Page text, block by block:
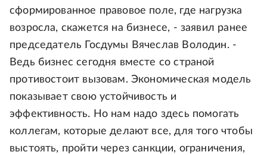
сформированное правовое поле, где нагрузка
возросла, скажется на бизнесе, - заявил ранее
председатель Госдумы Вячеслав Володин. -
Ведь бизнес сегодня вместе со страной
противостоит вызовам. Экономическая модель
показывает свою устойчивость и
эффективность. Но нам надо здесь помогать
коллегам, которые делают все, для того чтобы
выстоять, пройти через санкции, ограничения,